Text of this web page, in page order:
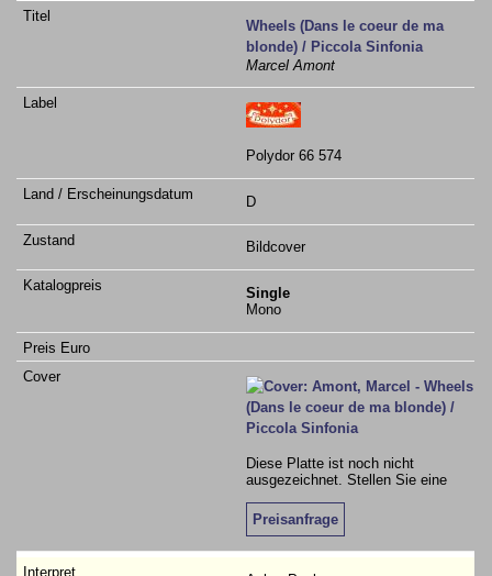
Wheels (Dans le coeur de ma
blonde) / Piccola Sinfonia
Marcel Amont
Polydor 66 574
D
Bildcover
Single
Mono
Diese Platte ist noch nicht
ausgezeichnet. Stellen Sie eine
Preisanfrage